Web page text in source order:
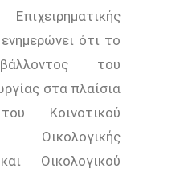
ότι το
του
στα πλαίσια
Κοινοτικού
Οικολογικής
Οικολογικού